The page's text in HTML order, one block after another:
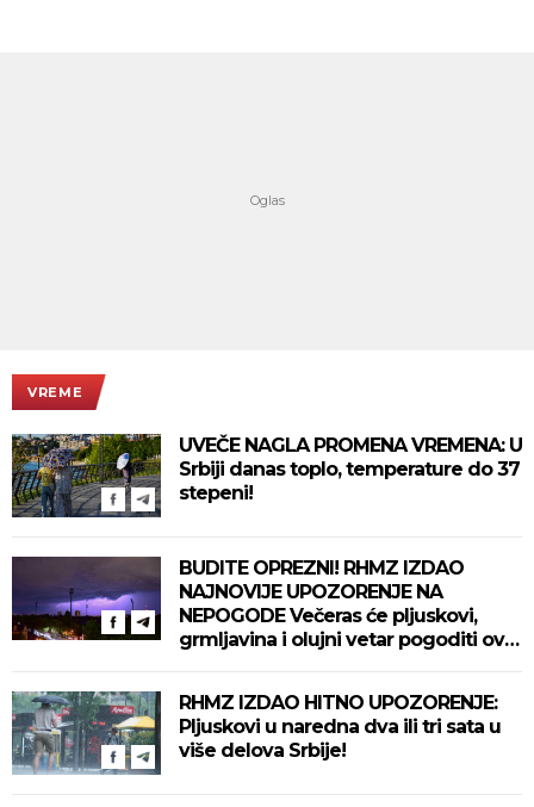
VREME
UVEČE NAGLA PROMENA VREMENA: U
Srbiji danas toplo, temperature do 37
stepeni!
BUDITE OPREZNI! RHMZ IZDAO
NAJNOVIJE UPOZORENJE NA
NEPOGODE Večeras će pljuskovi,
grmljavina i olujni vetar pogoditi ove
RHMZ IZDAO HITNO UPOZORENJE:
Pljuskovi u naredna dva ili tri sata u
više delova Srbije!